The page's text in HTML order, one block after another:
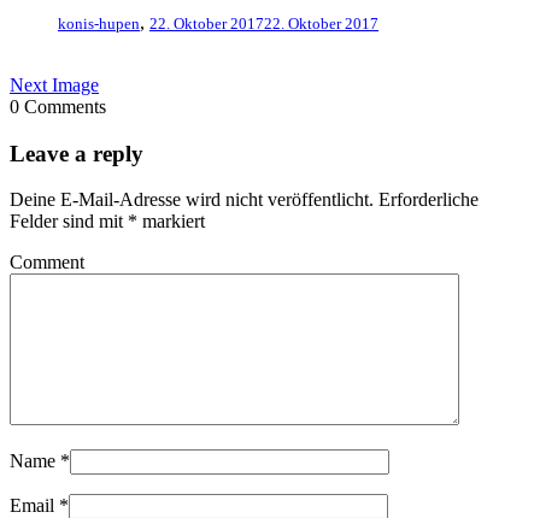
konis-hupen, 22. Oktober 201722. Oktober 2017
Next Image
0 Comments
Leave a reply
Deine E-Mail-Adresse wird nicht veröffentlicht. Erforderliche
Felder sind mit * markiert
Comment
Name *
Email *